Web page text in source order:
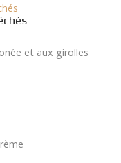
et aux girolles